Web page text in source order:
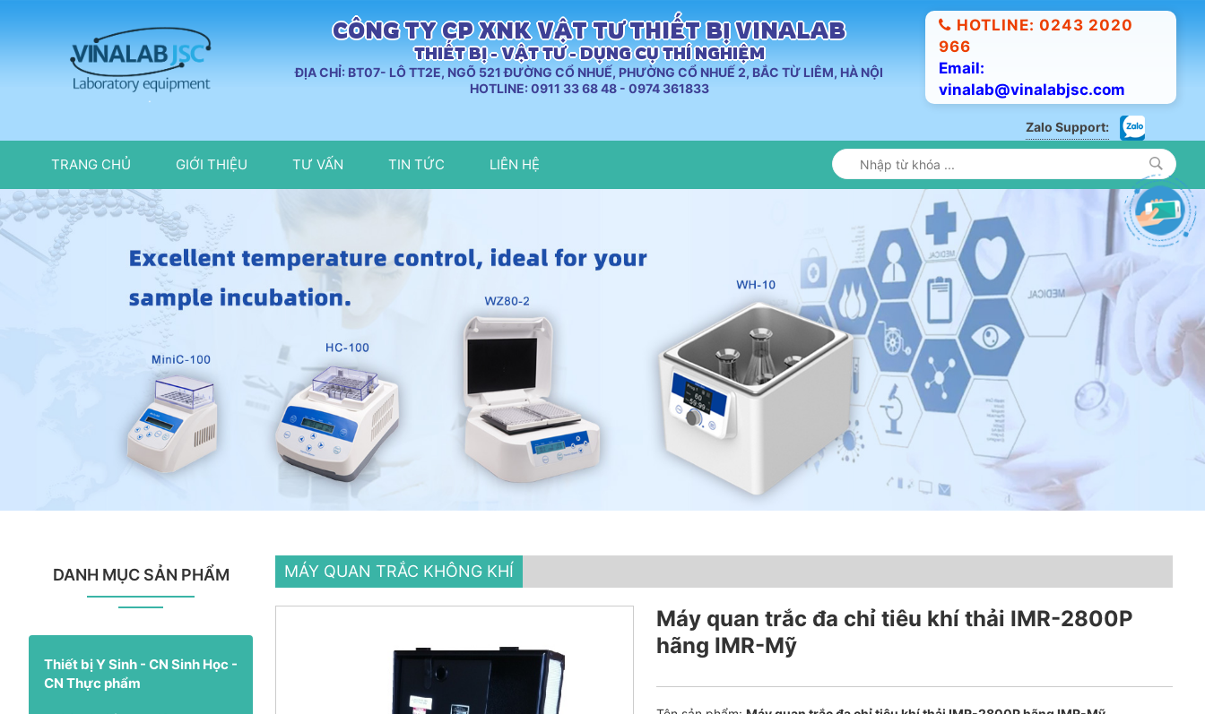
CÔNG TY CP XNK VẬT TƯ THIẾT BỊ VINALAB
THIẾT BỊ - VẬT TƯ - DỤNG CỤ THÍ NGHIỆM
ĐỊA CHỈ: BT07- LÔ TT2E, NGÕ 521 ĐƯỜNG CỔ NHUẾ, PHƯỜNG CỔ NHUẾ 2, BẮC TỪ LIÊM, HÀ NỘI
HOTLINE: 0911 33 68 48 - 0974 361833
HOTLINE: 0243 2020
966
Email:
vinalab@vinalabjsc.com
Zalo Support:
TRANG CHỦ GIỚI THIỆU TƯ VẤN TIN TỨC LIÊN HỆ
DANH MỤC SẢN PHẨM
Thiết bị Y Sinh - CN Sinh Học -
CN Thực phẩm
MÁY QUAN TRẮC KHÔNG KHÍ
Máy quan trắc đa chỉ tiêu khí thải IMR-2800P
hãng IMR-Mỹ